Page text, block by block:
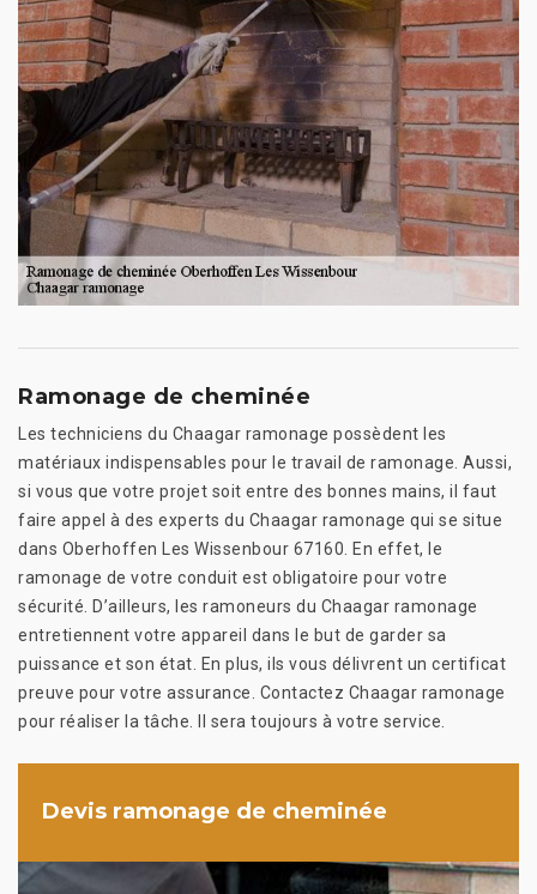
Ramonage de cheminée
Les techniciens du Chaagar ramonage possèdent les
matériaux indispensables pour le travail de ramonage. Aussi,
si vous que votre projet soit entre des bonnes mains, il faut
faire appel à des experts du Chaagar ramonage qui se situe
dans Oberhoffen Les Wissenbour 67160. En effet, le
ramonage de votre conduit est obligatoire pour votre
sécurité. D’ailleurs, les ramoneurs du Chaagar ramonage
entretiennent votre appareil dans le but de garder sa
puissance et son état. En plus, ils vous délivrent un certificat
preuve pour votre assurance. Contactez Chaagar ramonage
pour réaliser la tâche. Il sera toujours à votre service.
Devis ramonage de cheminée